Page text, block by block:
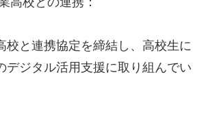
校と連携協定を締結し、高校生に
デジタル活用支援に取り組んでい